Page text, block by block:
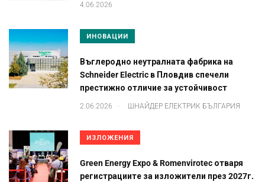
4.06.2026
ИНОВАЦИИ
Въглеродно неутралната фабрика на
Schneider Electric в Пловдив спечели
престижно отличие за устойчивост
2.06.2026 . ШНАЙДЕР ЕЛЕКТРИК БЪЛГАРИЯ
ИЗЛОЖЕНИЯ
Green Energy Expo & Romenvirotec отваря
регистрациите за изложители през 2027г.